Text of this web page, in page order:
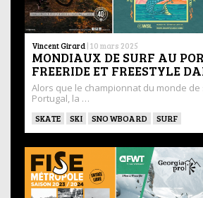
Vincent Girard | 10 mars 2025
MONDIAUX DE SURF AU
FREERIDE ET FREESTYLE
Alors que le championnat du monde
Portugal, la …
SKATE SKI SNOWBOARD SURF